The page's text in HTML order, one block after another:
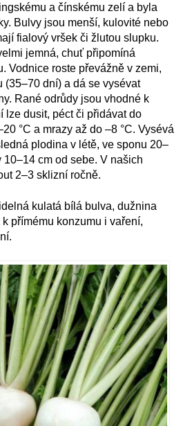
a čínskému zelí a byla
Bulvy jsou menší, kulovité nebo
fialový vršek či žlutou slupku.
jemná, chuť připomíná
Vodnice roste převážně v zemi,
(35–70 dní) a dá se vysévat
Rané odrůdy jsou vhodné k
lze dusit, péct či přidávat do
°C a mrazy až do –8 °C. Vysévá
plodina v létě, ve sponu 20–
cm od sebe. V našich
2–3 sklizní ročně.
kulatá bílá bulva, dužnina
přímému konzumu i vaření,